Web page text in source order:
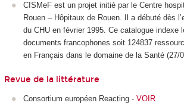
CISMeF est un projet initié par le Centre
Rouen – Hôpitaux de Rouen. Il a débuté dès
du CHU en février 1995. Ce catalogue indexe
documents francophones soit 124837
en Français dans le domaine de la Santé (27/
Revue de la littérature
Consortium européen Reacting - VOIR